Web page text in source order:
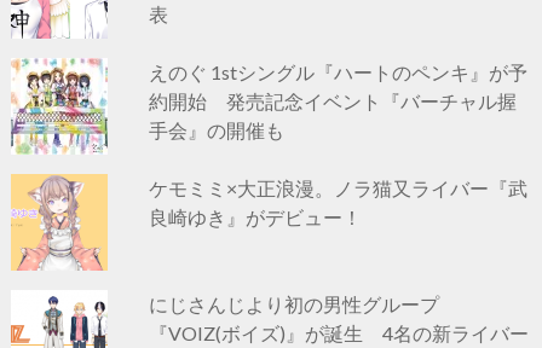
表
えのぐ 1stシングル『ハートのペンキ』が予
約開始 発売記念イベント『バーチャル握
手会』の開催も
ケモミミ×大正浪漫。ノラ猫又ライバー『武
良崎ゆき』がデビュー！
にじさんじより初の男性グループ
『VOIZ(ボイズ)』が誕生 4名の新ライバー